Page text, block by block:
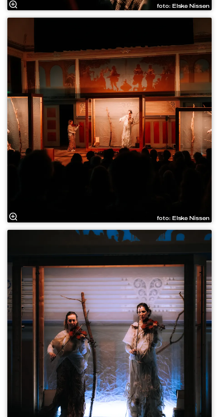
foto: Elske Nissen
foto: Elske Nissen